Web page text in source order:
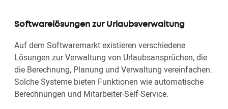
Softwarelösungen zur Urlaubsverwaltung
Auf dem Softwaremarkt existieren verschiedene
Lösungen zur Verwaltung von Urlaubsansprüchen, die
die Berechnung, Planung und Verwaltung vereinfachen.
Solche Systeme bieten Funktionen wie automatische
Berechnungen und Mitarbeiter-Self-Service.